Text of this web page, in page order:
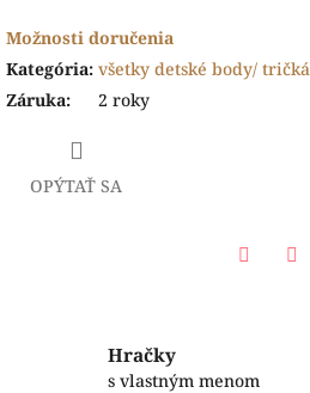
Možnosti doručenia
Kategória: všetky detské body/
Záruka: 2 roky
OPÝTAŤ SA
Hračky
s vlastným menom